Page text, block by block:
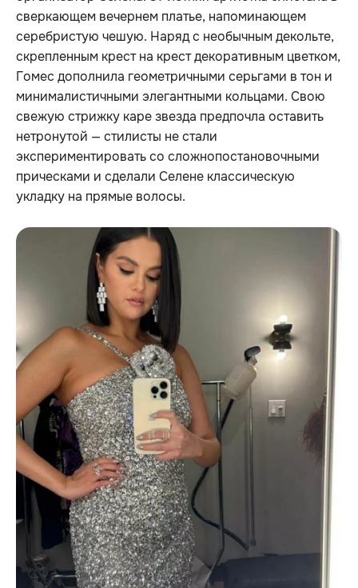
сверкающем вечернем платье, напоминающем
серебристую чешую. Наряд с необычным декольте,
скрепленным крест на крест декоративным цветком,
Гомес дополнила геометричными серьгами в тон и
минималистичными элегантными кольцами. Свою
свежую стрижку каре звезда предпочла оставить
нетронутой — стилисты не стали
экспериментировать со сложнопостановочными
прическами и сделали Селене классическую
укладку на прямые волосы.